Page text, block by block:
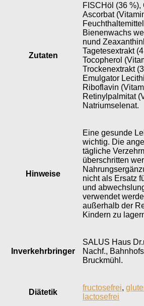
Zutaten
FISCHöl (36
Ascorbat
Bienenwachs
nund
Tagetesextrakt
Tocopherol
Trockenextrakt
Emulgator
Riboflavin
Retinylpalmitat
Natriumselenat.
Hinweise
Eine gesunde
wichtig. Die
tägliche
überschritten
nicht als Ersatz
und
verwendet
außerhalb der
Kindern zu
Inverkehr­bringer
SALUS Haus
Nachf.,
Bruckmühl.
Diätetik
fructosefrei,
lactosefrei